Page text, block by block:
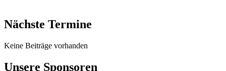
Nächste Termine
Keine Beiträge vorhanden
Unsere Sponsoren